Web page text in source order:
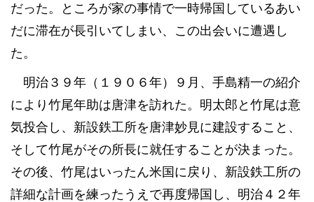
だった。ところが家の事情で一時帰国しているあい
だに滞在が長引いてしまい、この出会いに遭遇し
た。
明治３９年（１９０６年）９月、手島精一の紹介
により竹尾年助は唐津を訪れた。明太郎と竹尾は意
気投合し、新設鉄工所を唐津妙見に建設すること、
そして竹尾がその所長に就任することが決まった。
その後、竹尾はいったん米国に戻り、新設鉄工所の
詳細な計画を練ったうえで再度帰国し、明治４２年